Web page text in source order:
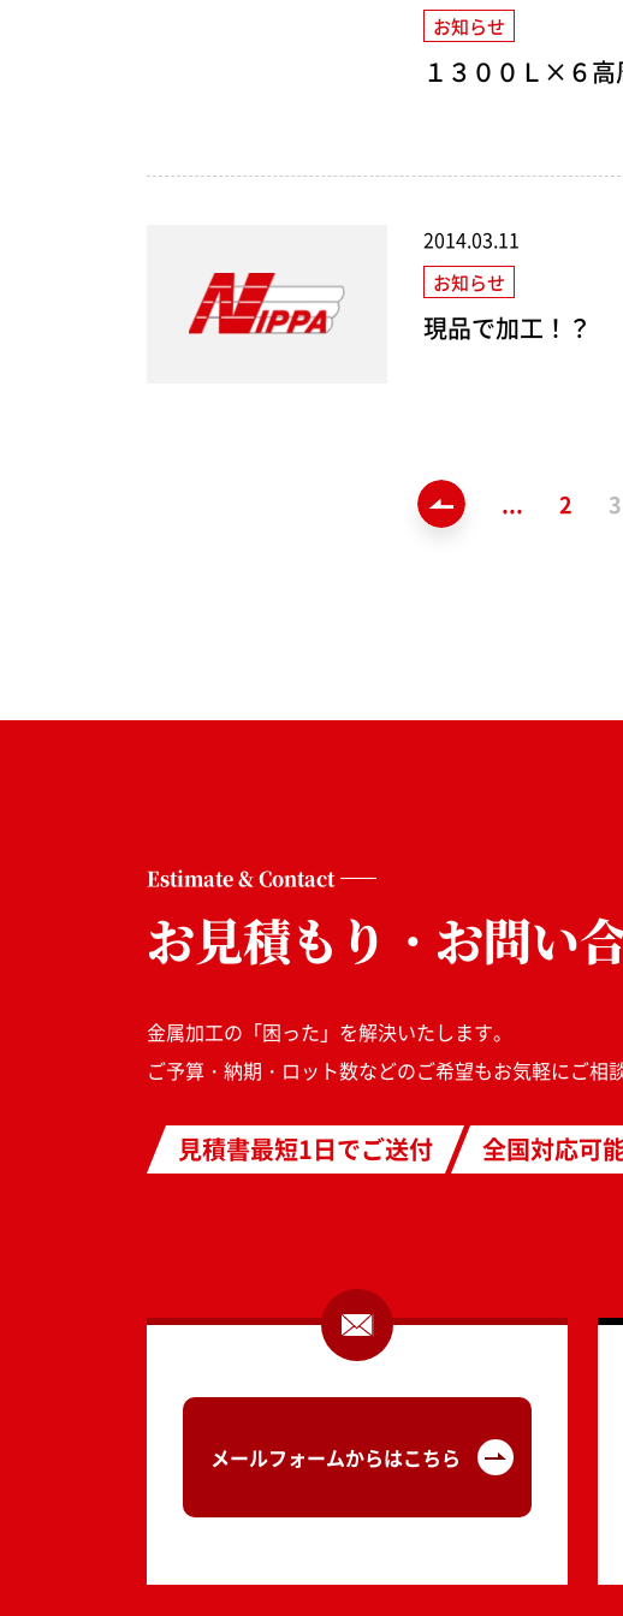
お知らせ
１３００Ｌ×６高
2014.03.11
お知らせ
現品で加工！？
« ... 2 3
Estimate & Contact
お見積もり・お問い
金属加工の「困った」を解決いたします。
ご予算・納期・ロット数などのご希望もお気軽にご相
見積書最短1日でご送付 全国対応可
メールフォームからはこちら